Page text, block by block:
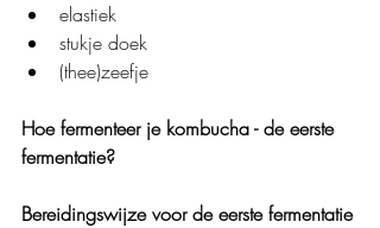
elastiek
stukje doek
(thee)zeefje
Hoe fermenteer je kombucha - de eerste
fermentatie?
Bereidingswijze voor de eerste fermentatie